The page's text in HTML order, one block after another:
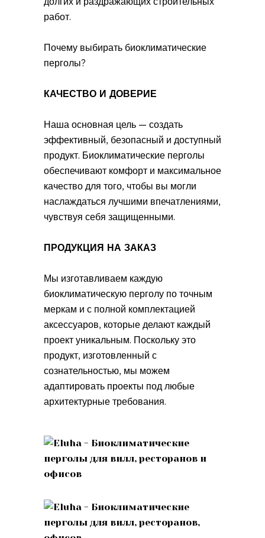
работ.
Почему выбирать биоклиматические
перголы?
КАЧЕСТВО И ДОВЕРИЕ
Наша основная цель — создать
эффективный, безопасный и доступный
продукт. Биоклиматические перголы
обеспечивают комфорт и максимальное
качество для того, чтобы вы могли
наслаждаться лучшими впечатлениями,
чувствуя себя защищенными.
ПРОДУКЦИЯ НА ЗАКАЗ
Мы изготавливаем каждую
биоклиматическую перголу по точным
меркам и с полной комплектацией
аксессуаров, которые делают каждый
проект уникальным. Поскольку это
продукт, изготовленный с
сознательностью, мы можем
адаптировать проекты под любые
архитектурные требования.